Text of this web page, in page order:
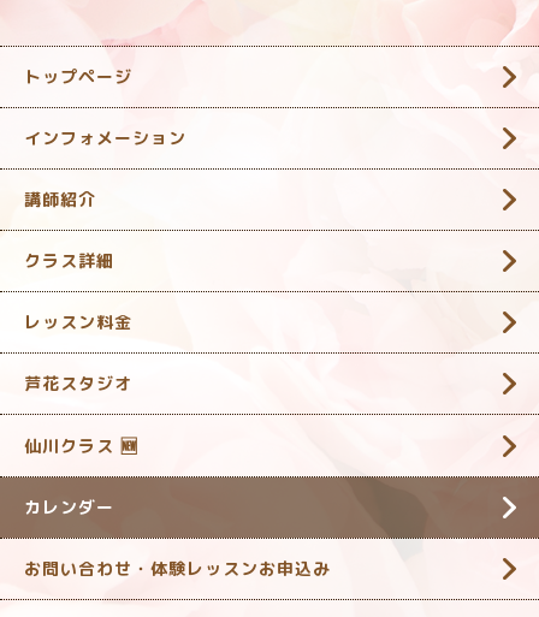
トップページ
インフォメーション
講師紹介
クラス詳細
レッスン料金
芦花スタジオ
仙川クラス 🆕
カレンダー
お問い合わせ・体験レッスンお申込み